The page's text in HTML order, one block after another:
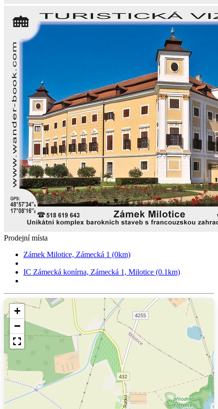
Prodejní místa
Zámek Milotice, Zámecká 1 (0km)
IC Zámecká konírna, Zámecká 1, Milotice (0.1km)
+
−